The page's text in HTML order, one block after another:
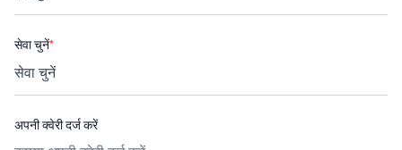
सेवा चुनें*
अपनी क्वेरी दर्ज करें